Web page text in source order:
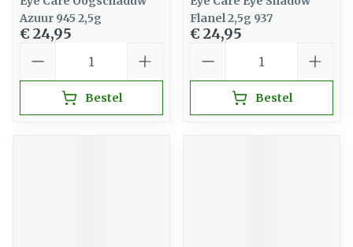
Azuur 945 2,5g
€ 24,95
Bestel
Flanel 2,5g 937
€ 24,95
Bestel